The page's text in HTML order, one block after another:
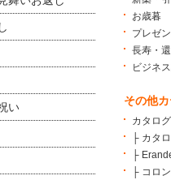
お歳暮
プレゼン
長寿・
ビジネ
その他
カタロ
├ カタ
├
├ コロ
い